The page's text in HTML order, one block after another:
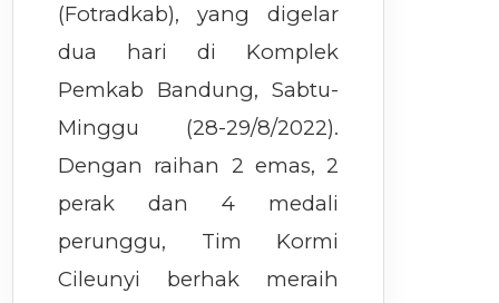
(Fotradkab), yang digelar
dua hari di Komplek
Pemkab Bandung, Sabtu-
Minggu (28-29/8/2022).
Dengan raihan 2 emas, 2
perak dan 4 medali
perunggu, Tim Kormi
Cileunyi berhak meraih